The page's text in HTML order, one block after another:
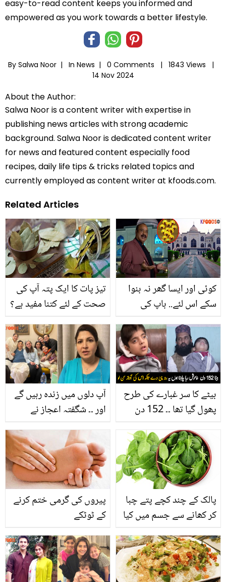
easy-to-read content keeps you informed and
empowered as you work towards a better lifestyle.
By Salwa Noor | In News | 0 Comments |
1843 Views |
14 Nov 2024
About the Author:
Salwa Noor is a content writer with expertise in
publishing news articles with strong academic
background. Salwa Noor is dedicated content writer
for news and featured content especially food
recipes, daily life tips & tricks related topics and
currently employed as content writer at kfoods.com.
Related Articles
تیز پات کا ایک پتہ آپ کی
صحت کے لئے کتنا مفید ہے؟
جانیں اس کے زبردست
فوائد جو آپ کی بھی کئی
بیماریوں کے لیے مفید ثابت
ہوسکتے ہیں
کوئی اور ایسا گھر نہ بنوا
سکے اس لئے.. باپ کی
خواہش پر بیٹے نے تاج
محل بنوا دیا! عالیشان محل
پاکستان میں کس جگہ
موجود ہے؟
آپ دلوں میں زندہ رہیں گے
اور ۔۔ شگفتہ اعجاز نے
مرحوم شوہر کیلیئے کیا
جذباتی پیغام شیئر کر دیا؟
بیٹے کا سر غبارے کی طرح
پھول گیا تھا ۔۔ 152 دن
کومہ میں رہنے والے بچے کے
ساتھ کیا معجزہ ہوا جو
ڈاکٹر نے اسے اپنے پیروں پر
کھڑا کر دیا؟ ویڈیو
پیروں کی گرمی ختم کرنے
کے ٹوٹکے
پالک کے چند کچے پتے چبا
کر کھانے سے جسم میں کیا
حیرت انگیز تبدیلی رونما
ہوتی ہے؟ جان کر آپ آزمائے
بنا رہ نہ پائیں گے